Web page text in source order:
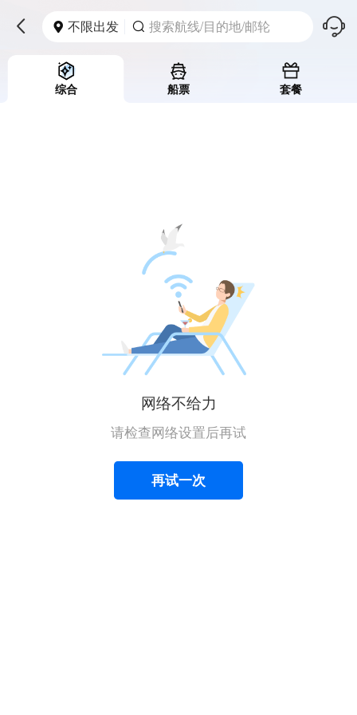
  不限出发  搜索航线/目的地/邮轮 󱪩
综合 船票 套餐
网络不给力
请检查网络设置后再试
再试一次